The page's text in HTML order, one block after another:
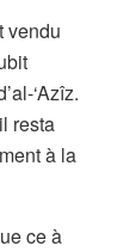
vendu
‘Azîz.
resta
à la
ce à